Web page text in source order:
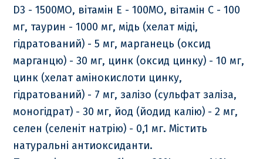
D3 - 1500МО, вітамін Е - 100МО, вітамін С - 100
мг, таурин - 1000 мг, мідь (хелат міді,
гідратований) - 5 мг, марганець (оксид
марганцю) - 30 мг, цинк (оксид цинку) - 10 мг,
цинк (хелат амінокислоти цинку,
гідратований) - 7 мг, залізо (сульфат заліза,
моногідрат) - 30 мг, йод (йодид калію) - 2 мг,
селен (селеніт натрію) - 0,1 мг. Містить
натуральні антиоксиданти.